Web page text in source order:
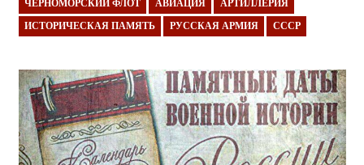
ЧЕРНОМОРСКИЙ ФЛОТ АВИАЦИЯ АРТИЛЛЕРИЯ
ИСТОРИЧЕСКАЯ ПАМЯТЬ РУССКАЯ АРМИЯ СССР